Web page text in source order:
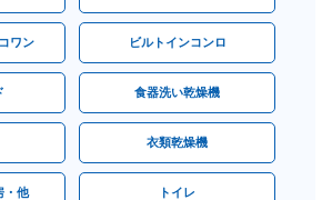
ワン ビルトインコンロ
食器洗い乾燥機
衣類乾燥機
・他 トイレ